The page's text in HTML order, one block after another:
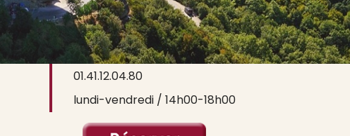
contact@ictusvoyages.com
01.41.12.04.80
lundi-vendredi / 14h00-18h00